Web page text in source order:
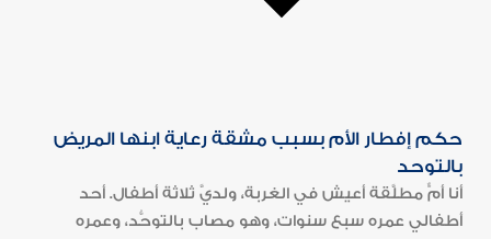
حكم إفطار الأم بسبب مشقة رعاية ابنها المريض
بالتوحد
أنا أمٌّ مطلَّقة أعيش في الغربة، ولديَّ ثلاثة أطفال. أحد
أطفالي عمره سبع سنوات، وهو مصاب بالتوحُّد، وعمره